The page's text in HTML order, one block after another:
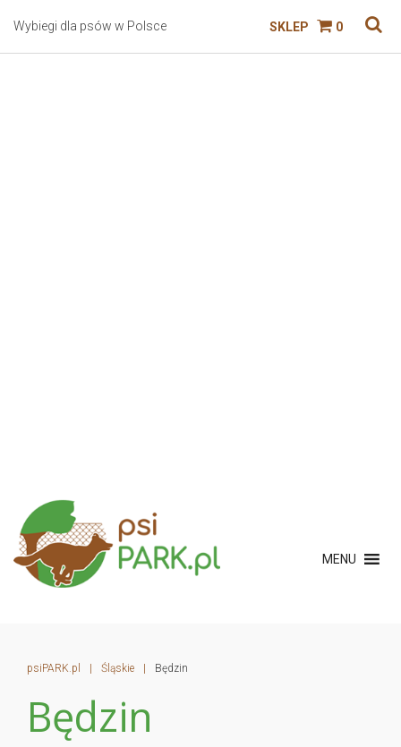
Wybiegi dla psów w Polsce SKLEP 0
MENU
psiPARK.pl | Śląskie | Będzin
Będzin